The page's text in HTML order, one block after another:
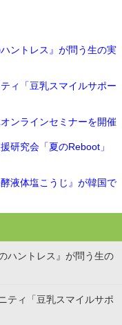
ントレス』が問う生の実
ィ「豆乳スマイルサポー
ンラインセミナーを開催
研究会「夏のReboot」
液体塩こうじ』が韓国で
ハントレス』が問う生の
ティ「豆乳スマイルサポ